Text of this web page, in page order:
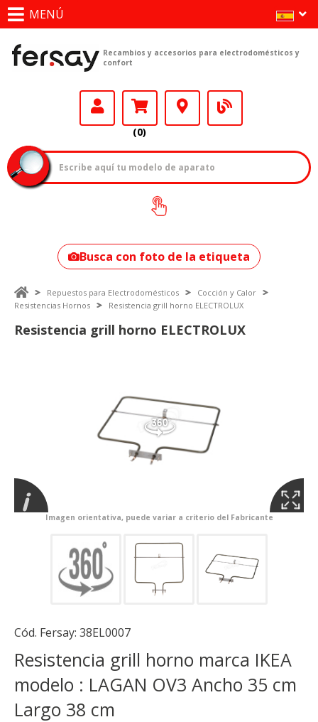
MENÚ
Recambios y accesorios para electrodomésticos y
confort
(0)
¿Cómo encontrar
tu modelo?
Busca con foto de la etiqueta
Repuestos para Electrodomésticos
Cocción y Calor
Resistencias Hornos
Resistencia grill horno ELECTROLUX
Resistencia grill horno ELECTROLUX
Imagen orientativa, puede variar a criterio del Fabricante
Cód. Fersay: 38EL0007
Resistencia grill horno marca IKEA
modelo : LAGAN OV3 Ancho 35 cm
Largo 38 cm